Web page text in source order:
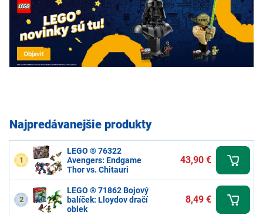
Najpredávanejšie produkty
1
LEGO ® 76322
Avengers: Endgame
Thor vs. Chitauri
43,90 €
2
LEGO ® 71862 Bojový
balíček: Lloydov dračí
oblek
8,49 €